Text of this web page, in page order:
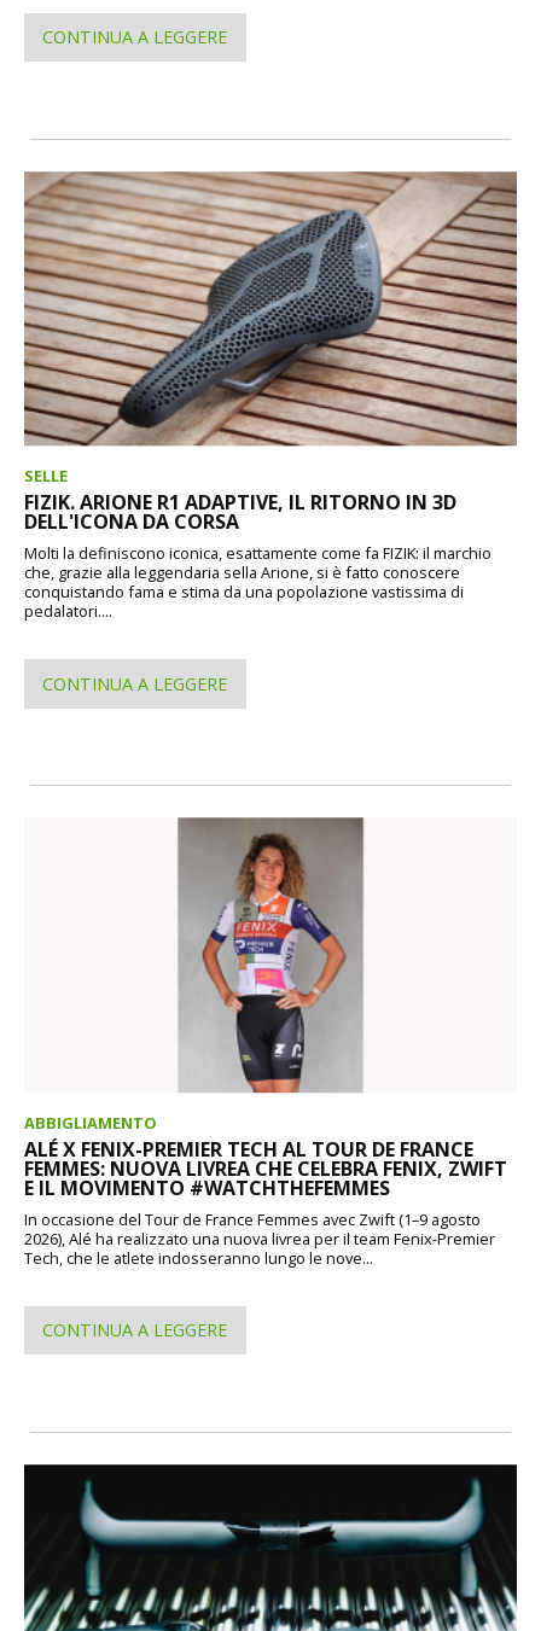
CONTINUA A LEGGERE
SELLE
FIZIK. ARIONE R1 ADAPTIVE, IL RITORNO IN 3D
DELL'ICONA DA CORSA
Molti la definiscono iconica, esattamente come fa FIZIK: il marchio
che, grazie alla leggendaria sella Arione, si è fatto conoscere
conquistando fama e stima da una popolazione vastissima di
pedalatori....
CONTINUA A LEGGERE
ABBIGLIAMENTO
ALÉ X FENIX-PREMIER TECH AL TOUR DE FRANCE
FEMMES: NUOVA LIVREA CHE CELEBRA FENIX, ZWIFT
E IL MOVIMENTO #WATCHTHEFEMMES
In occasione del Tour de France Femmes avec Zwift (1–9 agosto
2026), Alé ha realizzato una nuova livrea per il team Fenix-Premier
Tech, che le atlete indosseranno lungo le nove...
CONTINUA A LEGGERE